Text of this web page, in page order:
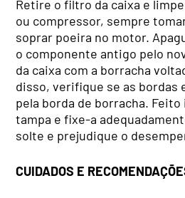
Retire o filtro da caixa e
ou compressor, sempre
soprar poeira no motor.
o componente antigo pelo
da caixa com a borracha
disso, verifique se as bordas
pela borda de borracha.
tampa e fixe-a
solte e prejudique o
CUIDADOS E